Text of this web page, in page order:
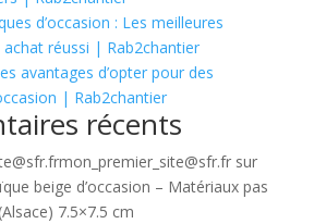
d’occasion : Les meilleures
réussi | Rab2chantier
avantages d’opter pour des
| Rab2chantier
récents
sur
beige d’occasion – Matériaux pas
7.5×7.5 cm